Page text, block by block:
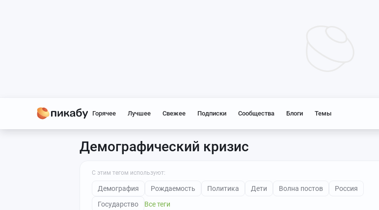
Горячее Лучшее Свежее Подписки Сообщества Блоги Темы
Демографический кризис
С этим тегом используют:
Демография Рождаемость Политика Дети Волна постов
Россия
Государство
Все теги